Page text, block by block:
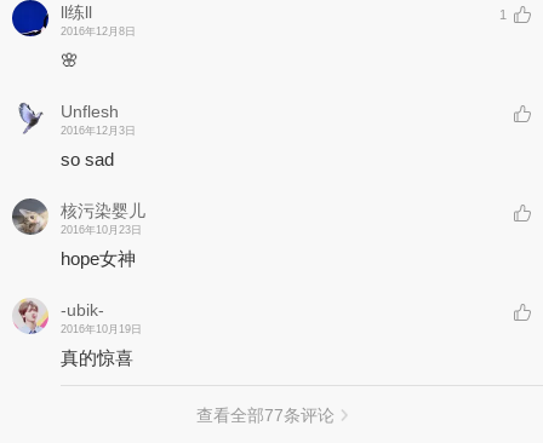
ll练ll
2016年12月8日
1
🌸
Unflesh
2016年12月3日
so sad
核污染婴儿
2016年10月23日
hope女神
-ubik-
2016年10月19日
真的惊喜
查看全部77条评论